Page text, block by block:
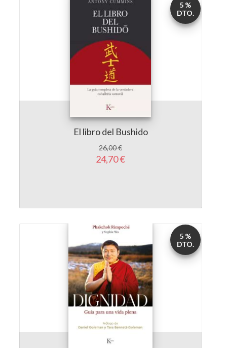
El libro del Bushido
26,00 €
24,70 €
5 %
DTO.
5 %
DTO.